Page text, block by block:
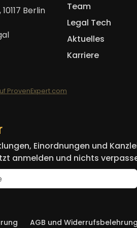
Berlin
ProvenExpert.com
Team
Legal Tech
Aktuelles
Karriere
Einordnungen und
anmelden und nichts
AGB und Widerrufsbelehrung